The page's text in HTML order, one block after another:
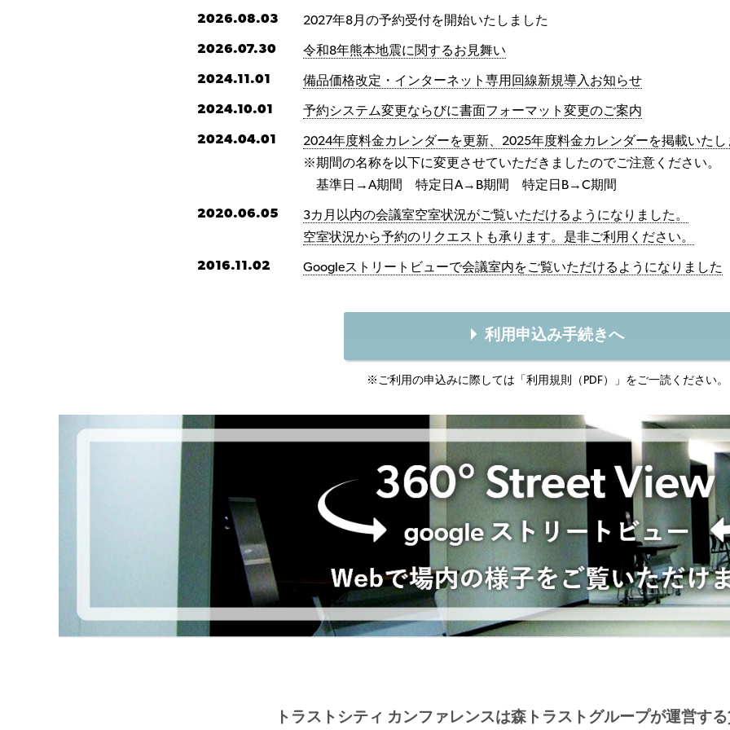
2026.08.03 2027年8月の予約受付を開始いたしました
2026.07.30 令和8年熊本地震に関するお見舞い
2024.11.01 備品価格改定・インターネット専用回線新規導入お知らせ
2024.10.01 予約システム変更ならびに書面フォーマット変更のご案内
2024.04.01
2024年度料金カレンダーを更新、2025年度料金カレンダーを掲載いたし
※期間の名称を以下に変更させていただきましたのでご注意ください。
基準日→A期間 特定日A→B期間 特定日B→C期間
2020.06.05
3カ月以内の会議室空室状況がご覧いただけるようになりました。
空室状況から予約のリクエストも承ります。是非ご利用ください。
2016.11.02 Googleストリートビューで会議室内をご覧いただけるようになりました
利用申込み手続きへ
※ご利用の申込みに際しては 「利用規則（PDF）」 をご一読ください。
トラストシティ カンファレンスは森トラストグループが運営す